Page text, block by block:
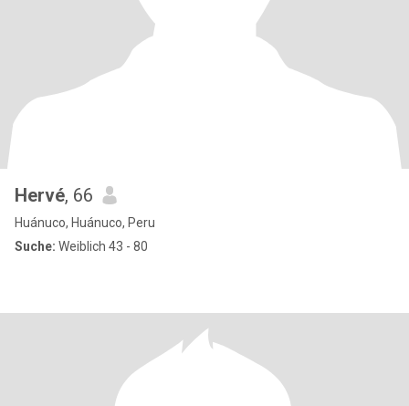
Hervé, 66
Huánuco, Huánuco, Peru
Suche: Weiblich 43 - 80